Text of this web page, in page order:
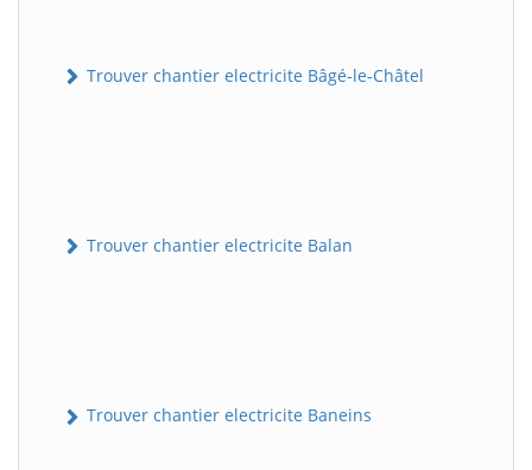
Trouver chantier electricite Bâgé-le-Châtel
Trouver chantier electricite Balan
Trouver chantier electricite Baneins